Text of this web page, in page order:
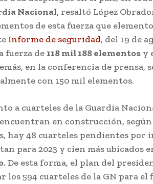
Nacional, resaltó López
de esta fuerza que
Informe de seguridad, del 19 de
fuerza de 118 mil 188 elementos y
en la conferencia de
con 150 mil elementos.
a cuarteles de la Guardia
encuentran en construcción,
hay 48 cuarteles pendientes por
para 2023 y cien más ubicados
. De esta forma, el plan del
los 594 cuarteles de la GN para